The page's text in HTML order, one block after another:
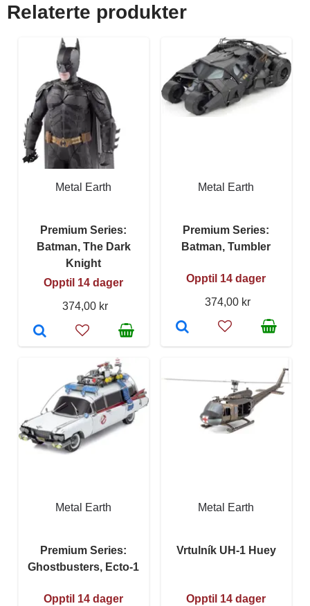
Relaterte produkter
Metal Earth
Premium Series:
Batman, The Dark
Knight
Opptil 14 dager
374,00 kr
Metal Earth
Premium Series:
Batman, Tumbler
Opptil 14 dager
374,00 kr
Metal Earth
Premium Series:
Ghostbusters, Ecto-1
Opptil 14 dager
Metal Earth
Vrtulník UH-1 Huey
Opptil 14 dager